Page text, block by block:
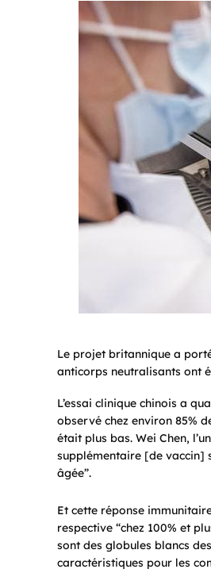
Le projet britannique a
anticorps neutralisants ont
L’essai clinique chinois a
observé chez environ 85%
était plus bas. Wei Chen,
supplémentaire [de vaccin]
âgée”.
Et cette réponse
respective “chez 100% et
sont des globules blancs
caractéristiques pour les